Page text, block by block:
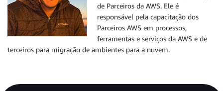
de Parceiros da AWS. Ele é
responsável pela capacitação dos
Parceiros AWS em processos,
ferramentas e serviços da AWS e de
terceiros para migração de ambientes para a nuvem.